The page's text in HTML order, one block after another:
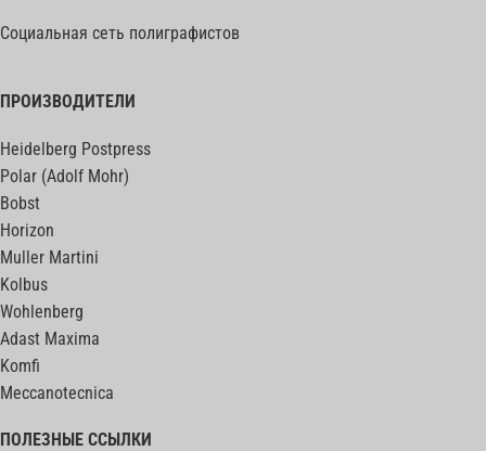
Социальная сеть полиграфистов
ПРОИЗВОДИТЕЛИ
Heidelberg Postpress
Polar (Adolf Mohr)
Bobst
Horizon
Muller Martini
Kolbus
Wohlenberg
Adast Maxima
Komfi
Meccanotecnica
ПОЛЕЗНЫЕ ССЫЛКИ